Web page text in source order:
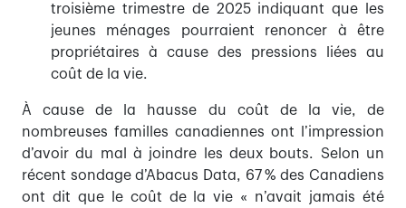
troisième trimestre de 2025 indiquant que les
jeunes ménages pourraient renoncer à être
propriétaires à cause des pressions liées au
coût de la vie.
À cause de la hausse du coût de la vie, de
nombreuses familles canadiennes ont l’impression
d’avoir du mal à joindre les deux bouts. Selon un
récent sondage d’Abacus Data, 67 % des Canadiens
ont dit que le coût de la vie « n’avait jamais été